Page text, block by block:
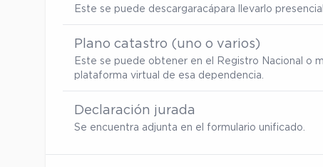
Este se puede descargaracápara llevarlo
Plano catastro (uno o varios)
Este se puede obtener en el Registro Nacional o
plataforma virtual de esa dependencia.
Declaración jurada
Se encuentra adjunta en el formulario unificado.